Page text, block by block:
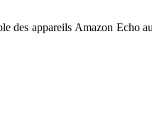
des appareils Amazon Echo